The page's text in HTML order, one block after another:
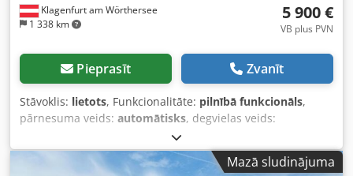
Klagenfurt am Wörthersee
1 338 km
5 900 €
VB plus PVN
Pieprasīt Zvanīt
Stāvoklis: lietots, Funkcionalitāte: pilnībā funkcionāls,
pārnesuma veids: automātisks, degvielas veids:
, darbības svars:7 500 kg
4x2, pirmā reģistrācija:10/1977, Ražošanas gads:1977,
hidraulika Mazā sludinājuma